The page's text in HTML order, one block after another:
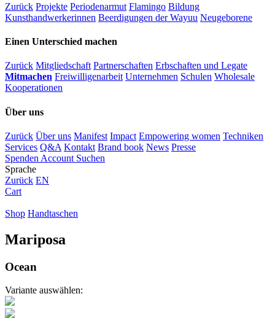
Zurück Projekte Periodenarmut Flamingo Bildung
Kunsthandwerkerinnen Beerdigungen der Wayuu Neugeborene
Einen Unterschied machen
Zurück Mitgliedschaft Partnerschaften Erbschaften und Legate
Mitmachen Freiwilligenarbeit Unternehmen Schulen Wholesale
Kooperationen
Über uns
Zurück Über uns Manifest Impact Empowering women Techniken
Services Q&A Kontakt Brand book News Presse
Spenden Account Suchen
Sprache
Zurück EN
Cart
Shop Handtaschen
Mariposa
Ocean
Variante auswählen: